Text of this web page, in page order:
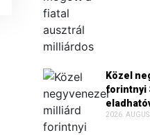
Közel
forintnyi
2026.